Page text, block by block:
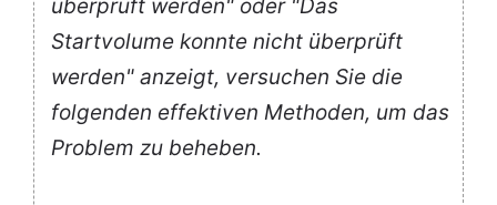
überprüft werden" oder "Das
Startvolume konnte nicht überprüft
werden" anzeigt, versuchen Sie die
folgenden effektiven Methoden, um das
Problem zu beheben.